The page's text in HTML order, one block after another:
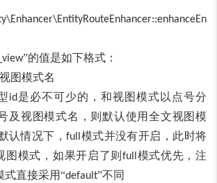
”的值是如下格式：
视图模式名
id 是必不可少的，和视图模式以点号分
及视图模式名，则默认使用全文视图模
认情况下，full 模式并没有开启，此时将
图模式，如果开启了则 full 模式优先，注
式直接采用“default”不同